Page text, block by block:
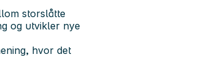
storslåtte
og utvikler nye
hvor det